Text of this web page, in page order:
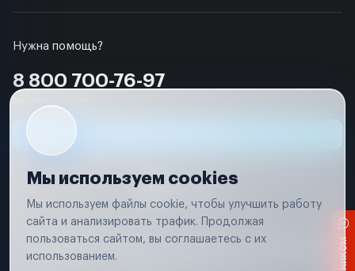
Нужна помощь?
8 800 700-76-97
Условия использования
Вся информация, представленная на сайте, носит исключительно
соответствии с положениями статьи 437 (п. 2) Гражданского кодекса
Мы используем cookies
Мы используем файлы cookie, чтобы улучшить работу
сайта и анализировать трафик. Продолжая
пользоваться сайтом, вы соглашаетесь с их
использованием.